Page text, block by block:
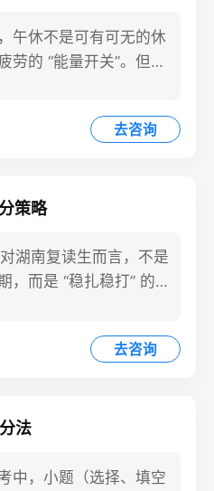
午休不是可有可无的休
劳的 “能量开关”。但多
去咨询
策略
湖南复读生而言，不是
，而是 “稳扎稳打” 的守
去咨询
法
中，小题（选择、填空